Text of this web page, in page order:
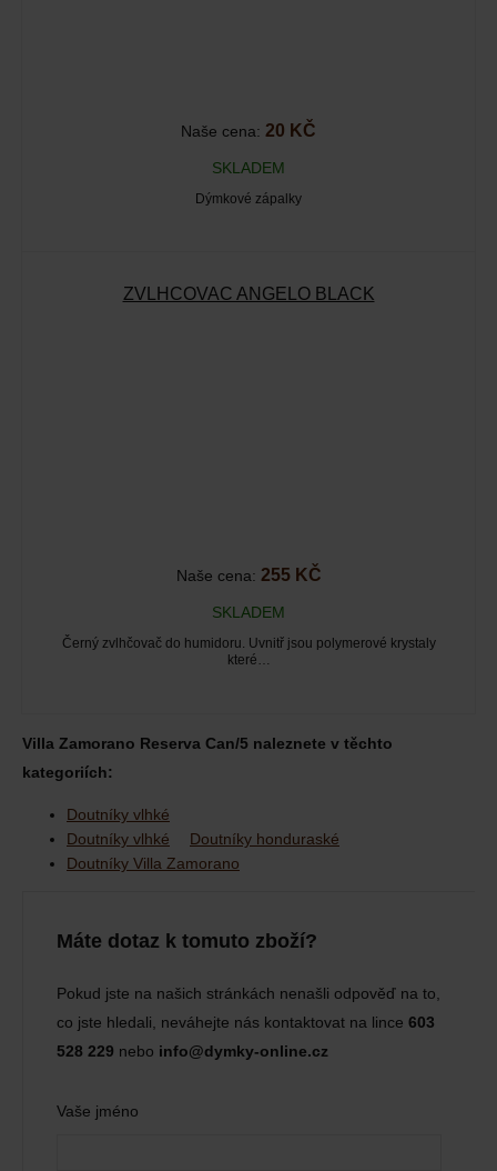
Naše cena: 20 KČ
SKLADEM
Dýmkové zápalky
ZVLHČOVAČ ANGELO BLACK
Naše cena: 255 KČ
SKLADEM
Černý zvlhčovač do humidoru. Uvnitř jsou polymerové krystaly
které…
Villa Zamorano Reserva Can/5 naleznete v těchto
kategoriích:
Doutníky vlhké
Doutníky vlhké
Doutníky honduraské
Doutníky Villa Zamorano
Máte dotaz k tomuto zboží?
Pokud jste na našich stránkách nenašli odpověď na to,
co jste hledali, neváhejte nás kontaktovat na lince 603
528 229 nebo info@dymky-online.cz
Vaše jméno